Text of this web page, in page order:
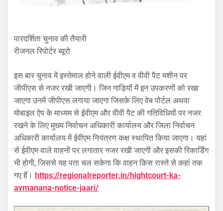
पारदर्शिता चुनाव की तैयारी
रीजनल रिपोर्टर ब्यूरो
इस बार चुनाव में इस्तेमाल होने वाली ईवीएम व वीवी पैट मशीन पर
जीपीएस से नजर रखी जाएगी। जिन गाड़ियों में इन उपकरणों को रखा
जाएगा उनमें जीपीएस लगाया जाएगा जिसके लिए वेब पोर्टल अथवा
मोबाइल ऐप के माध्यम से ईवीएम और वीवी पैट की गतिविधियों पर नजर
रखने के लिए मुख्य निर्वाचन अधिकारी कार्यालय और जिला निर्वाचन
अधिकारी कार्यालय में ईवीएम नियंत्रण कक्ष स्थापित किया जाएगा। यहां
से ईवीएम वाले वाहनों पर लगातार नजर रखी जाएगी और इसकी रिकार्डिंग
भी होगी, जिससे यह पता चल सकेगा कि वाहन किस रास्ते से कहां तक
गए हैं। https://regionalreporter.in/hightcourt-ka-
avmanana-notice-jaari/